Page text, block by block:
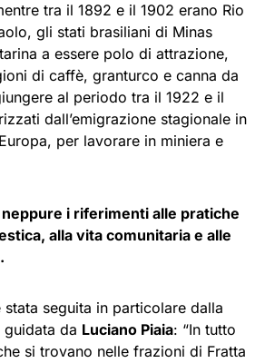
tra il 1892 e il 1902 erano Rio
gli stati brasiliani di Minas
a essere polo di attrazione,
di caffè, granturco e canna da
al periodo tra il 1922 e il
dall’emigrazione stagionale in
per lavorare in miniera e
i riferimenti alle pratiche
alla vita comunitaria e alle
stata seguita in particolare dalla
da Luciano Piaia: “In tutto
si trovano nelle frazioni di Fratta